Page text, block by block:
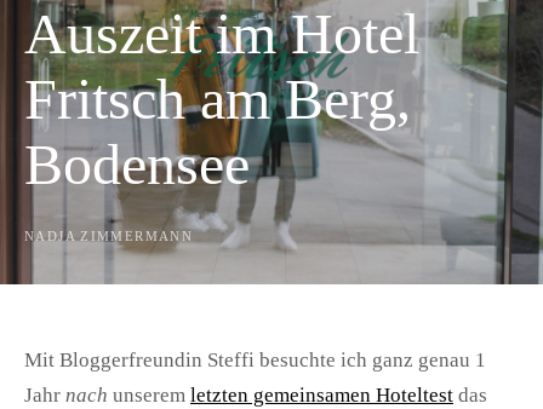
Auszeit im Hotel
Fritsch am Berg,
Bodensee
NADJA ZIMMERMANN
Mit Bloggerfreundin Steffi besuchte ich ganz genau 1
Jahr nach unserem letzten gemeinsamen Hoteltest das